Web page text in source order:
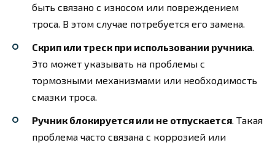
быть связано с износом или повреждением
троса. В этом случае потребуется его замена.
Скрип или треск при использовании ручника.
Это может указывать на проблемы с
тормозными механизмами или необходимость
смазки троса.
Ручник блокируется или не отпускается. Такая
проблема часто связана с коррозией или